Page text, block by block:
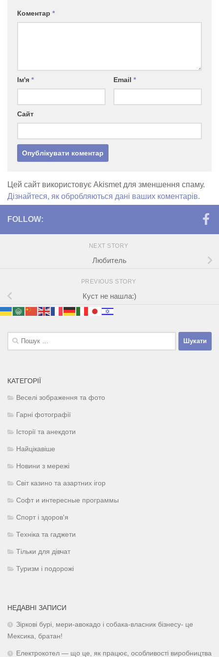
Коментар *
Ім'я * Email *
Сайт
Цей сайт використовує Akismet для зменшення спаму.
Дізнайтеся, як обробляються дані ваших коментарів.
FOLLOW:
NEXT STORY
Любитель
PREVIOUS STORY
Куст не нашла:)
Пошук:
КАТЕГОРІЇ
Веселі зображення та фото
Гарні фотографії
Історії та анекдоти
Найцікавіше
Новини з мережі
Світ казино та азартних ігор
Софт и интересные программы
Спорт і здоров'я
Техніка та гаджети
Тільки для дівчат
Туризм і подорожі
НЕДАВНІ ЗАПИСИ
Зіркові бурі, мери-авокадо і собака-власник бізнесу- це
Мексика, братан!
Електрокотел — що це, як працює, особливості виробництва